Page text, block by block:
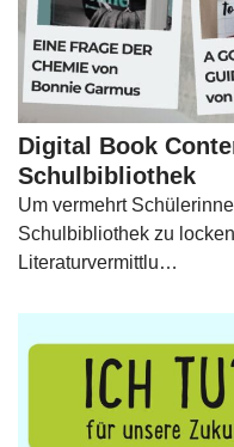
Digital Book
Schulbibliothek
Um vermehrt
Schulbibliothek zu
Literaturvermittlu…